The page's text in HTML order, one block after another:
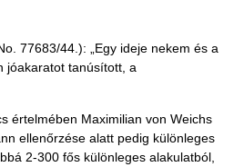
77683/44.): „Egy ideje nekem és a
jóakaratot tanúsított, a
értelmében Maximilian von Weichs
ellenőrzése alatt pedig különleges
2-300 fős különleges alakulatból,